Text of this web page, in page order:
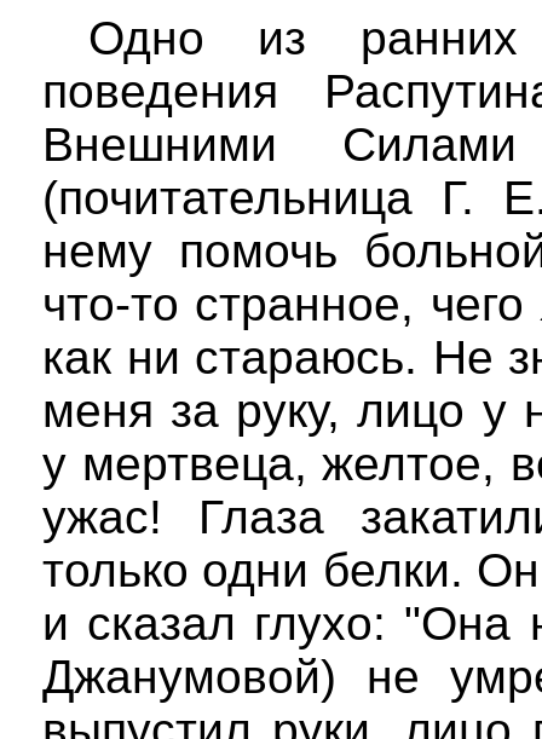
Одно из ранних
поведения
Внешними
(почитательница Г.
нему помочь
что-то странное,
как ни стараюсь. Не
меня за руку, лицо у
у мертвеца, желтое,
ужас! Глаза
только одни белки.
и сказал глухо: "Она
Джанумовой) не